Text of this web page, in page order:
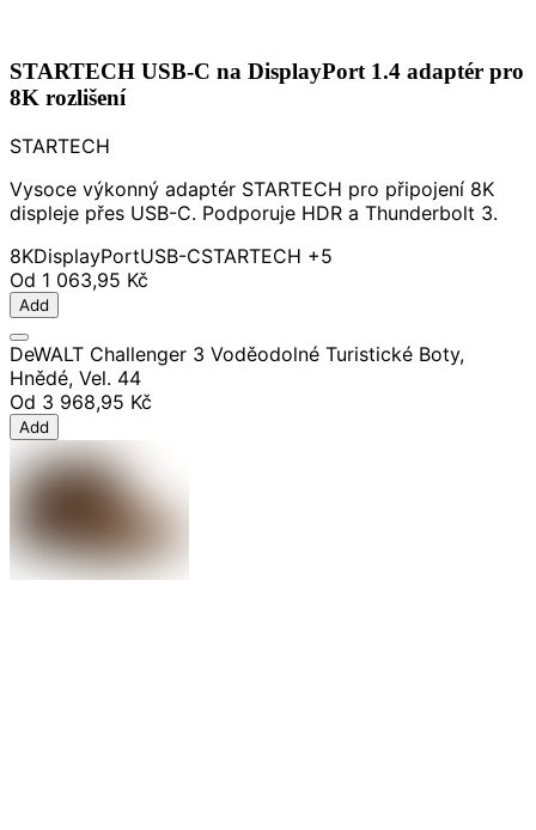
STARTECH USB-C na DisplayPort 1.4 adaptér pro
8K rozlišení
STARTECH
Vysoce výkonný adaptér STARTECH pro připojení 8K
displeje přes USB-C. Podporuje HDR a Thunderbolt 3.
8KDisplayPortUSB-CSTARTECH +5
Od 1 063,95 Kč
Add
DeWALT Challenger 3 Voděodolné Turistické Boty,
Hnědé, Vel. 44
Od 3 968,95 Kč
Add